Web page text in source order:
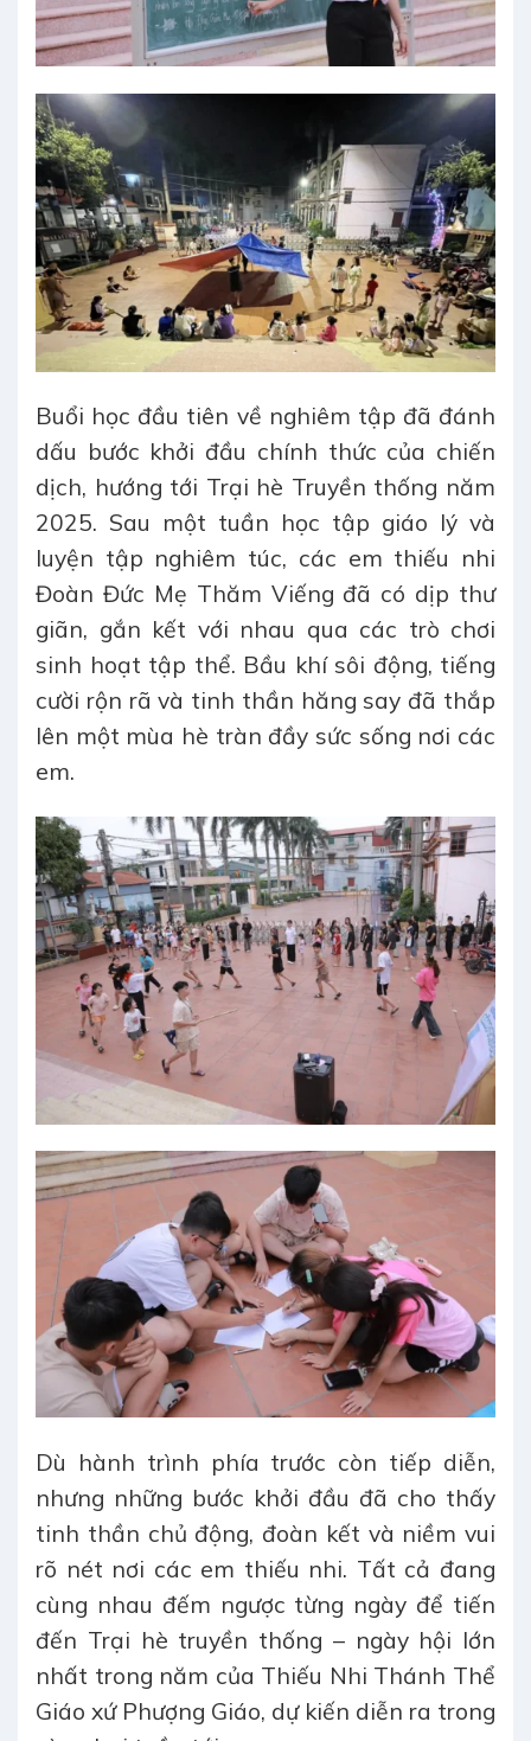
Buổi học đầu tiên về nghiêm tập đã đánh
dấu bước khởi đầu chính thức của chiến
dịch, hướng tới Trại hè Truyền thống năm
2025. Sau một tuần học tập giáo lý và
luyện tập nghiêm túc, các em thiếu nhi
Đoàn Đức Mẹ Thăm Viếng đã có dịp thư
giãn, gắn kết với nhau qua các trò chơi
sinh hoạt tập thể. Bầu khí sôi động, tiếng
cười rộn rã và tinh thần hăng say đã thắp
lên một mùa hè tràn đầy sức sống nơi các
em.
Dù hành trình phía trước còn tiếp diễn,
nhưng những bước khởi đầu đã cho thấy
tinh thần chủ động, đoàn kết và niềm vui
rõ nét nơi các em thiếu nhi. Tất cả đang
cùng nhau đếm ngược từng ngày để tiến
đến Trại hè truyền thống – ngày hội lớn
nhất trong năm của Thiếu Nhi Thánh Thể
Giáo xứ Phượng Giáo, dự kiến diễn ra trong